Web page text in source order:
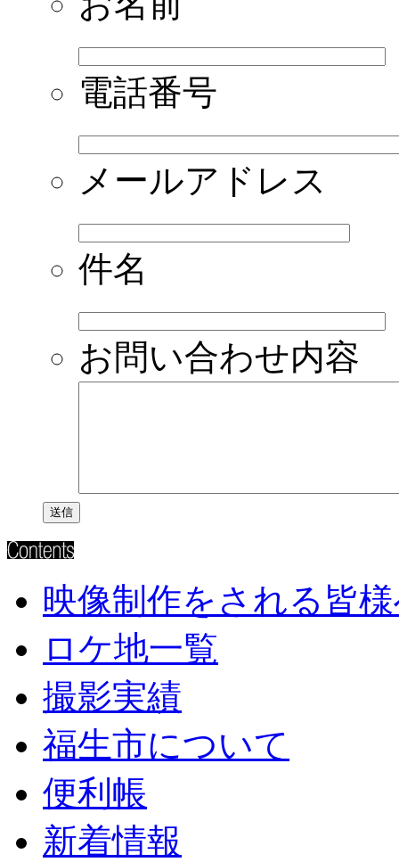
電話番号
メールアドレス
件名
お問い合わせ内容
映像制作をされる皆
ロケ地一覧
撮影実績
福生市について
便利帳
新着情報